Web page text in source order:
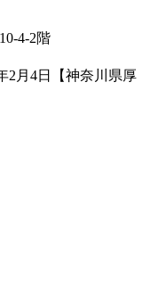
4-2階
2月4日【神奈川県厚